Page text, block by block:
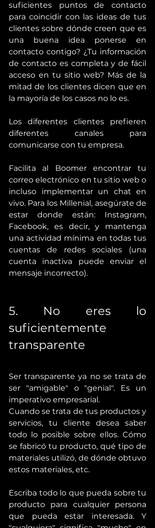
suficientes puntos de contacto
para coincidir con las ideas de tus
clientes sobre dónde creen que es
una buena idea ponerse en
contacto contigo? ¿Tu información
de contacto es completa y de fácil
acceso en tu sitio web? Más de la
mitad de los clientes dicen que en
la mayoría de los casos no lo es.
Los diferentes clientes prefieren
diferentes canales para
comunicarse con tu empresa.
Facilita al Boomer encontrar tu
correo electrónico en tu sitio web o
incluso implementar un chat en
vivo. Para los Millenial, asegúrate de
estar donde están: Instagram,
Facebook, es decir, y mantenga
una actividad mínima en todas tus
cuentas de redes sociales (una
cuenta inactiva puede enviar el
mensaje incorrecto).
5. No eres lo
suficientemente
transparente
Ser transparente ya no se trata de
ser "amigable" o "genial". Es un
imperativo empresarial.
Cuando se trata de tus productos y
servicios, tu cliente desea saber
todo lo posible sobre ellos. Cómo
se fabricó tu producto, qué tipo de
materiales utilizó, de dónde obtuvo
estos materiales, etc.
Escriba todo lo que pueda sobre tu
producto para cualquier persona
que pueda estar interesada. Y